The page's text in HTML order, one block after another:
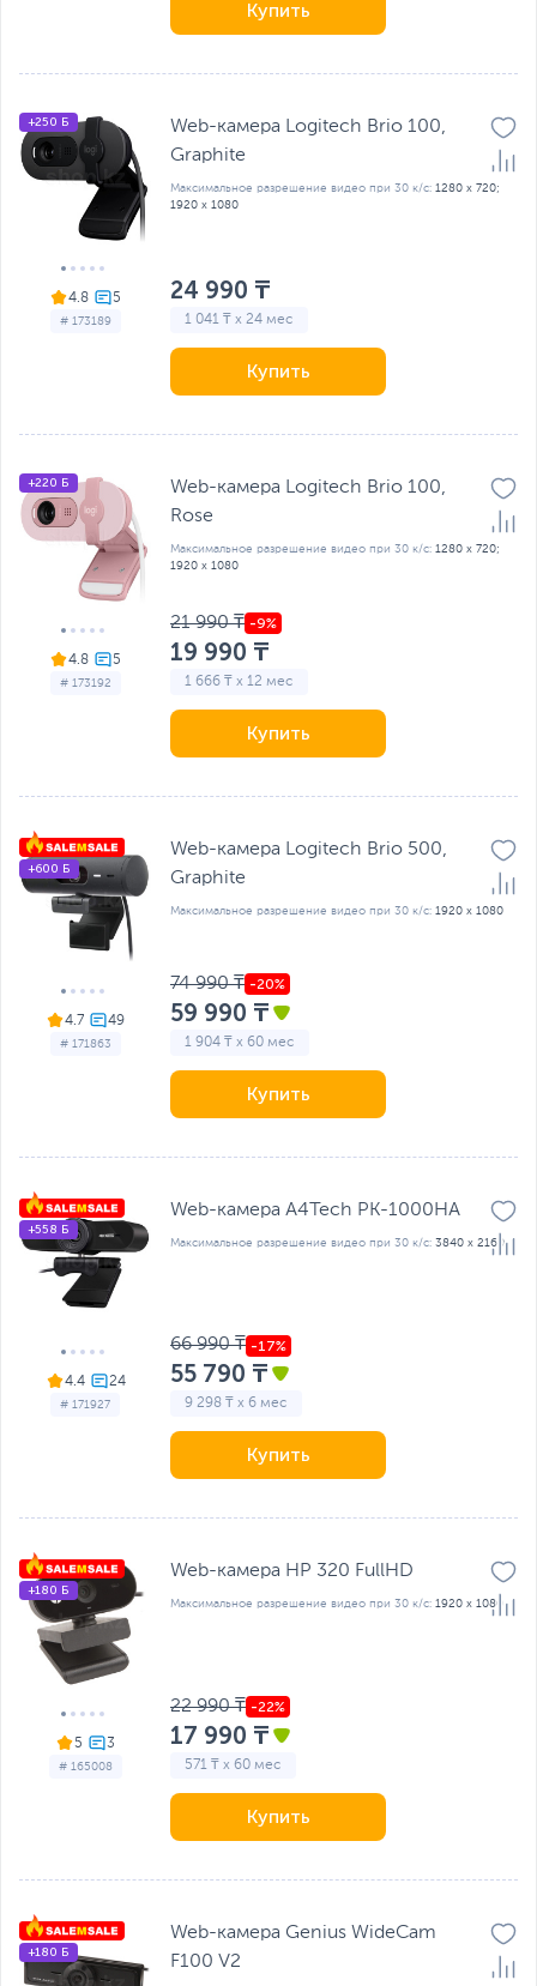
Купить
4.8
# 173189
+250 Б
Web-камера Logitech Brio 100,
Graphite
Максимальное разрешение видео при 30 к/с: 1280 x 720;
1920 x 1080
24 990 ₸
1 041 ₸ x 24 мес
Купить
4.8
# 173192
+220 Б
Web-камера Logitech Brio 100,
Rose
Максимальное разрешение видео при 30 к/с: 1280 x 720;
1920 x 1080
21 990 ₸
19 990 ₸
1 666 ₸ x 12 мес
Купить
4.7
# 171863
+600 Б
Web-камера Logitech Brio 500,
Graphite
Максимальное разрешение видео при 30 к/с: 1920 x 1080
74 990 ₸
59 990 ₸
1 904 ₸ x 60 мес
Купить
4.4
# 171927
+558 Б
Web-камера A4Tech PK-1000HA
Максимальное разрешение видео при 30 к/с: 3840 x 2160
66 990 ₸
55 790 ₸
9 298 ₸ x 6 мес
Купить
5
# 165008
+180 Б
Web-камера HP 320 FullHD
Максимальное разрешение видео при 30 к/с: 1920 x 1080
22 990 ₸
17 990 ₸
571 ₸ x 60 мес
Купить
+180 Б
Web-камера Genius WideCam
F100 V2